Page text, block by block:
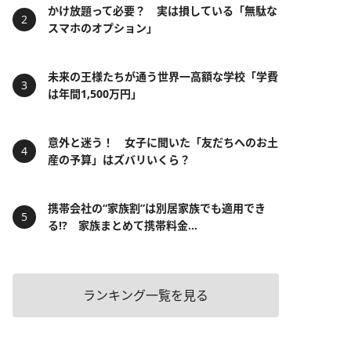
かけ放題って必要？ 実は損している「無駄な
スマホのオプション」
未来の王様たちが通う世界一高額な学校「学費
は年間1,500万円」
意外と迷う！ 女子に聞いた「友だちへのお土
産の予算」はズバリいくら？
携帯会社の“家族割”は別居家族でも適用でき
る!? 家族まとめて携帯料金...
ランキング一覧を見る